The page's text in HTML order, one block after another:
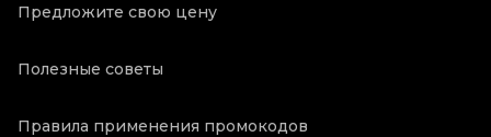
Предложите свою цену
Полезные советы
Правила применения промокодов